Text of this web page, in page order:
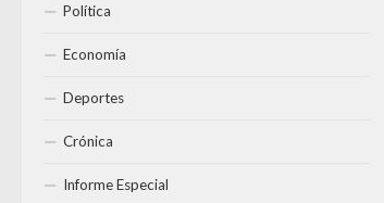
Política
Economía
Deportes
Crónica
Informe Especial